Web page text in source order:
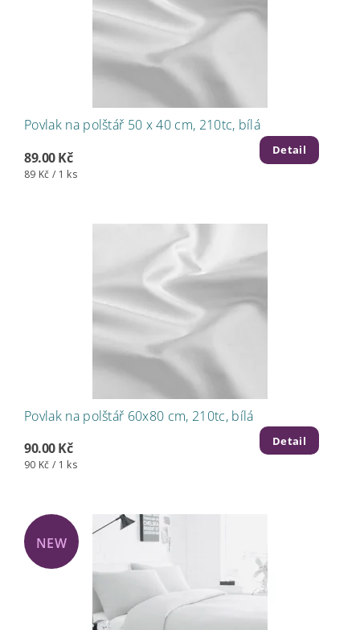
Povlak na polštář 50 x 40 cm, 210tc, bílá
89.00 Kč
89 Kč / 1 ks
Detail
Povlak na polštář 60x80 cm, 210tc, bílá
90.00 Kč
90 Kč / 1 ks
Detail
NEW